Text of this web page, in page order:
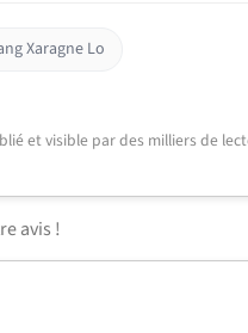
Xaragne Lo
et visible par des milliers de